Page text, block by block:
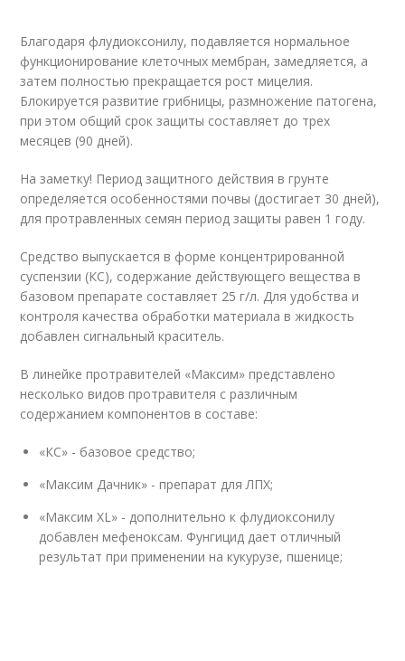
Благодаря флудиоксонилу, подавляется нормальное
функционирование клеточных мембран, замедляется, а
затем полностью прекращается рост мицелия.
Блокируется развитие грибницы, размножение патогена,
при этом общий срок защиты составляет до трех
месяцев (90 дней).
На заметку! Период защитного действия в грунте
определяется особенностями почвы (достигает 30 дней),
для протравленных семян период защиты равен 1 году.
Средство выпускается в форме концентрированной
суспензии (КС), содержание действующего вещества в
базовом препарате составляет 25 г/л. Для удобства и
контроля качества обработки материала в жидкость
добавлен сигнальный краситель.
В линейке протравителей «Максим» представлено
несколько видов протравителя с различным
содержанием компонентов в составе:
«КС» - базовое средство;
«Максим Дачник» - препарат для ЛПХ;
«Максим XL» - дополнительно к флудиоксонилу
добавлен мефеноксам. Фунгицид дает отличный
результат при применении на кукурузе, пшенице;